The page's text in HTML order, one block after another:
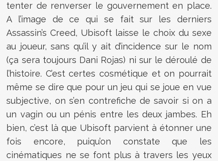
tenter de renverser le gouvernement en place.
A l’image de ce qui se fait sur les derniers
Assassin’s Creed, Ubisoft laisse le choix du sexe
au joueur, sans qu’il y ait d’incidence sur le nom
(ça sera toujours Dani Rojas) ni sur le déroulé de
l’histoire. C’est certes cosmétique et on pourrait
même se dire que pour un jeu qui se joue en vue
subjective, on s’en contrefiche de savoir si on a
un vagin ou un pénis entre les deux jambes. Eh
bien, c’est là que Ubisoft parvient à étonner une
fois encore, puiqu’on constate que les
cinématiques ne se font plus à travers les yeux